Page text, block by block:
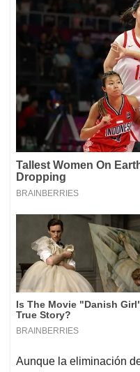
Aunque la eliminación